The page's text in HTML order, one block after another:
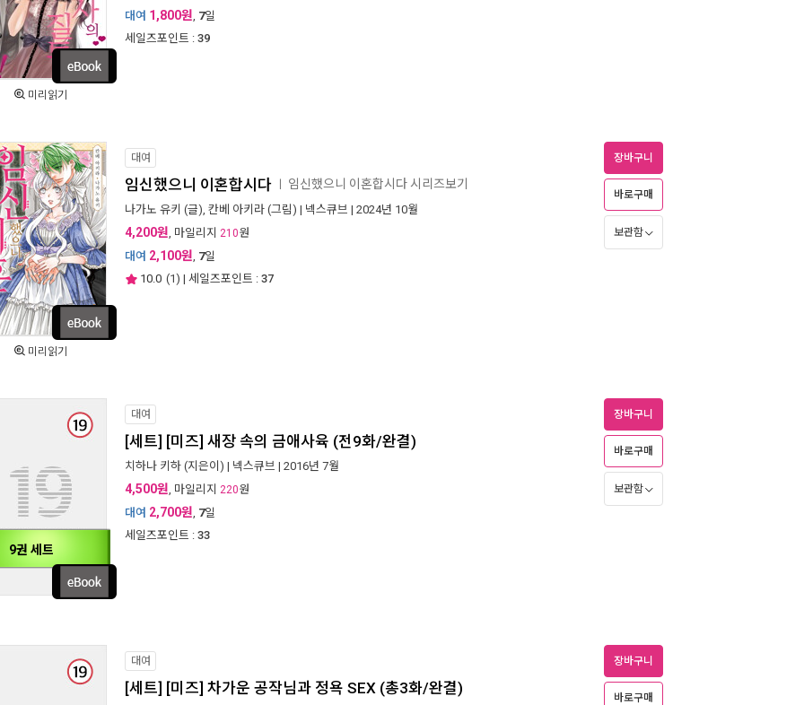
미리읽기
대여 1,800원, 7일
세일즈포인트 : 39
미리읽기
대여
임신했으니 이혼합시다 임신했으니 이혼합시다 시리즈보기
나가노 유키 (글), 칸베 아키라 (그림) | 넥스큐브 | 2024년 10월
4,200원, 마일리지 210원
대여 2,100원, 7일
10.0 (1) | 세일즈포인트 : 37
장바구니
바로구매
보관함
9권 세트
대여
[세트] [미즈] 새장 속의 금애사육 (전9화/완결)
치하나 키하 (지은이) | 넥스큐브 | 2016년 7월
4,500원, 마일리지 220원
대여 2,700원, 7일
세일즈포인트 : 33
장바구니
바로구매
보관함
대여
[세트] [미즈] 차가운 공작님과 정욕 SEX (총3화/완결)
장바구니
바로구매